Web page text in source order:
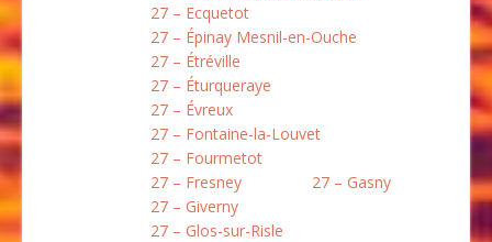
27 – Ecquetot
27 – Épinay Mesnil-en-Ouche
27 – Étréville
27 – Éturqueraye
27 – Évreux
27 – Fontaine-la-Louvet
27 – Fourmetot
27 – Fresney
27 – Gasny
27 – Giverny
27 – Glos-sur-Risle